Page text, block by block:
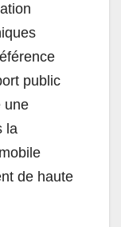
public
une
la
de haute